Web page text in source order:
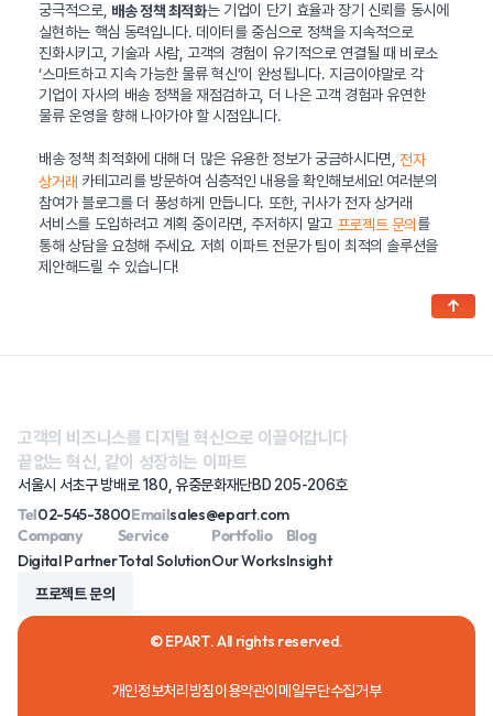
궁극적으로, 배송 정책 최적화는 기업이 단기 효율과 장기 신뢰를 동시에
실현하는 핵심 동력입니다. 데이터를 중심으로 정책을 지속적으로
진화시키고, 기술과 사람, 고객의 경험이 유기적으로 연결될 때 비로소
‘스마트하고 지속 가능한 물류 혁신’이 완성됩니다. 지금이야말로 각
기업이 자사의 배송 정책을 재점검하고, 더 나은 고객 경험과 유연한
물류 운영을 향해 나아가야 할 시점입니다.
배송 정책 최적화에 대해 더 많은 유용한 정보가 궁금하시다면,전자
상거래 카테고리를 방문하여 심층적인 내용을 확인해보세요! 여러분의
참여가 블로그를 더 풍성하게 만듭니다. 또한, 귀사가 전자 상거래
서비스를 도입하려고 계획 중이라면, 주저하지 말고 프로젝트 문의를
통해 상담을 요청해 주세요. 저희 이파트 전문가 팀이 최적의 솔루션을
제안해드릴 수 있습니다!
고객의 비즈니스를 디지털 혁신으로 이끌어갑니다
끝없는 혁신, 같이 성장하는 이파트
서울시 서초구 방배로 180, 유중문화재단BD 205-206호
Tel02-545-3800Emailsales@epart.com
Company
Digital Partner
Service
Total Solution
Portfolio
Our Works
Blog
Insight
프로젝트 문의
© EPART. All rights reserved.
개인정보처리방침이용약관이메일무단수집거부
↑